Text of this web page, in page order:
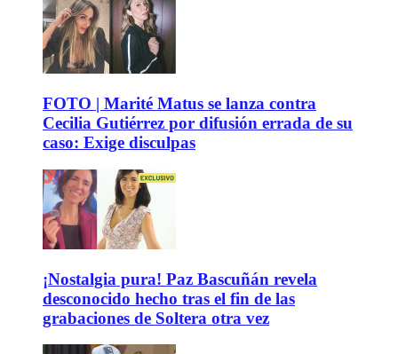
FOTO | Marité Matus se lanza contra
Cecilia Gutiérrez por difusión errada de su
caso: Exige disculpas
¡Nostalgia pura! Paz Bascuñán revela
desconocido hecho tras el fin de las
grabaciones de Soltera otra vez